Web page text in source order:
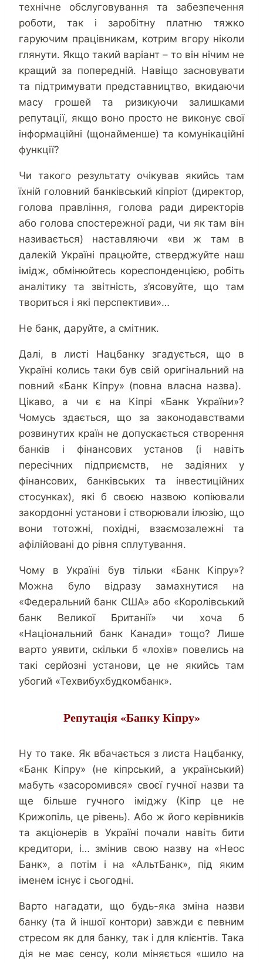
технічне обслуговування та забезпечення
роботи, так і заробітну платню тяжко
гаруючим працівникам, котрим вгору ніколи
глянути. Якщо такий варіант – то він нічим не
кращий за попередній. Навіщо засновувати
та підтримувати представництво, вкидаючи
масу грошей та ризикуючи залишками
репутації, якщо воно просто не виконує свої
інформаційні (щонайменше) та комунікаційні
функції?
Чи такого результату очікував якийсь там
їхній головний банківський кіпріот (директор,
голова правління, голова ради директорів
або голова спостережної ради, чи як там він
називається) наставляючи «ви ж там в
далекій Україні працюйте, стверджуйте наш
імідж, обмінюйтесь кореспонденцією, робіть
аналітику та звітність, з’ясовуйте, що там
твориться і які перспективи»…
Не банк, даруйте, а смітник.
Далі, в листі Нацбанку згадується, що в
Україні колись таки був свій оригінальний на
повний «Банк Кіпру» (повна власна назва).
Цікаво, а чи є на Кіпрі «Банк України»?
Чомусь здається, що за законодавствами
розвинутих країн не допускається створення
банків і фінансових установ (і навіть
пересічних підприємств, не задіяних у
фінансових, банківських та інвестиційних
стосунках), які б своєю назвою копіювали
закордонні установи і створювали ілюзію, що
вони тотожні, похідні, взаємозалежні та
афілійовані до рівня сплутування.
Чому в Україні був тільки «Банк Кіпру»?
Можна було відразу замахнутися на
«Федеральний банк США» або «Королівський
банк Великої Британії» чи хоча б
«Національний банк Канади» тощо? Лише
варто уявити, скільки б «лохів» повелись на
такі серйозні установи, це не якийсь там
убогий «Техвибухбудкомбанк».
Репутація «Банку Кіпру»
Ну то таке. Як вбачається з листа Нацбанку,
«Банк Кіпру» (не кіпрський, а український)
мабуть «засоромився» своєї гучної назви та
ще більше гучного іміджу (Кіпр це не
Крижопіль, це рівень). Або ж його керівників
та акціонерів в Україні почали навіть бити
кредитори, і… змінив свою назву на «Неос
Банк», а потім і на «АльтБанк», під яким
іменем існує і сьогодні.
Варто нагадати, що будь-яка зміна назви
банку (та й іншої контори) завжди є певним
стресом як для банку, так і для клієнтів. Така
дія не має сенсу, коли міняється «шило на